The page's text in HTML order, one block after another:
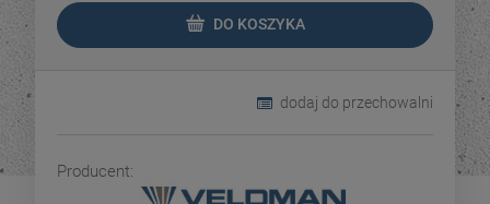
DO KOSZYKA
dodaj do przechowalni
Producent: